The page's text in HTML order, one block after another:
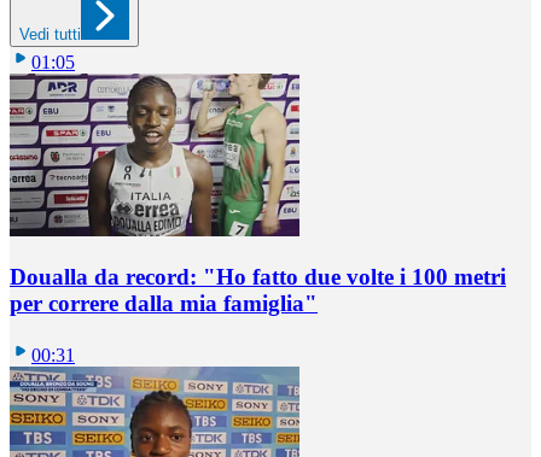
Vedi tutti
01:05
Doualla da record: "Ho fatto due volte i 100 metri
per correre dalla mia famiglia"
00:31